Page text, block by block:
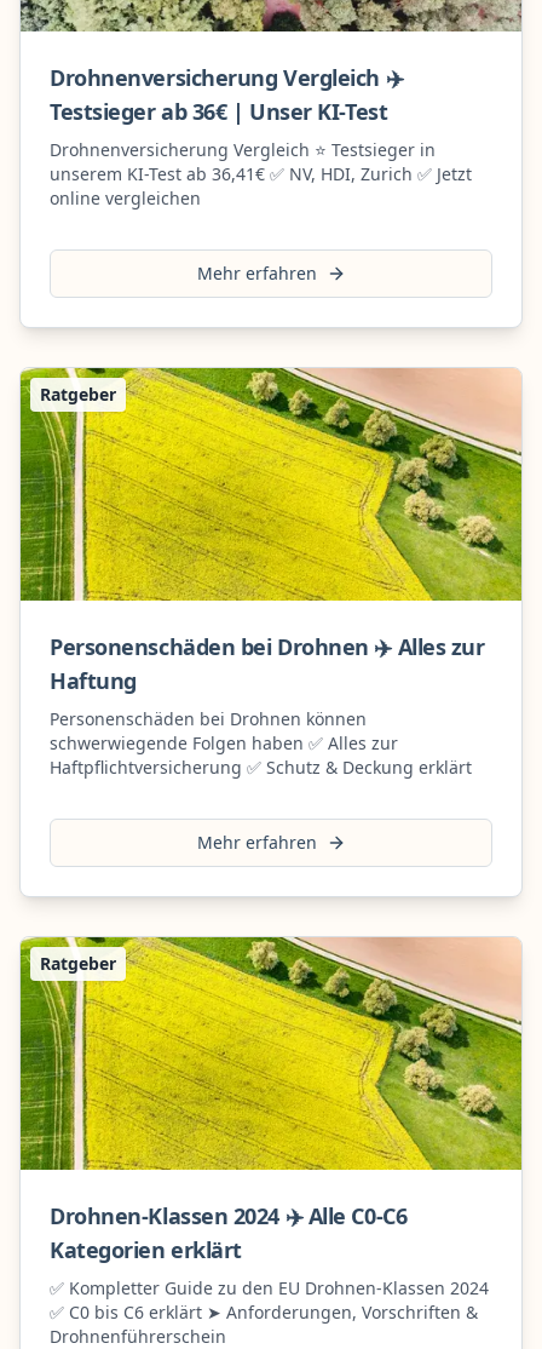
Drohnenversicherung Vergleich ✈️
Testsieger ab 36€ | Unser KI-Test
Drohnenversicherung Vergleich ⭐ Testsieger in
unserem KI-Test ab 36,41€ ✅ NV, HDI, Zurich ✅ Jetzt
online vergleichen
Mehr erfahren
Ratgeber
Personenschäden bei Drohnen ✈️ Alles zur
Haftung
Personenschäden bei Drohnen können
schwerwiegende Folgen haben ✅ Alles zur
Haftpflichtversicherung ✅ Schutz & Deckung erklärt
Mehr erfahren
Ratgeber
Drohnen-Klassen 2024 ✈️ Alle C0-C6
Kategorien erklärt
✅ Kompletter Guide zu den EU Drohnen-Klassen 2024
✅ C0 bis C6 erklärt ➤ Anforderungen, Vorschriften &
Drohnenführerschein